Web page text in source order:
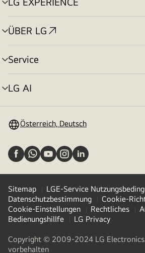
Menü
umschalten
ÜBER LG
Menü
umschalten
Service
Menü
umschalten
LG AI
Menü
Österreich, Deutsch
Sitemap
LGE-Service
Datenschutzbestimmung
Cookie-
Cookie-Einstellungen
Rechtliches
Bedienungshillfe
LG Privacy
Copyright © 2009-2024 LG
vorbehalten